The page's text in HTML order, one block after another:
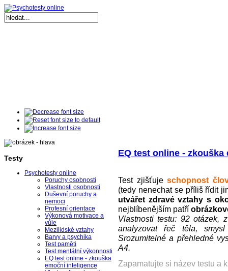
Testy
Psychotesty online
Poruchy osobnosti
Vlastnosti osobnosti
Duševní poruchy a
nemoci
Profesní orientace
Výkonová motivace a
vůle
Mezilidské vztahy
Barvy a psychika
Test paměti
Test mentální výkonnosti
EQ test online - zkouška
emoční inteligence
EQ test online -
Test zjišťujeschopnost
(tedy nenechat se příliš řídit
utvářet zdravé vztahy s
nejblíbenějším patří
Vlastnosti testu: 92 otázek,
analyzovat řeč těla,
Srozumitelné a přehledné
A4.
Zapamatujte si název testu a